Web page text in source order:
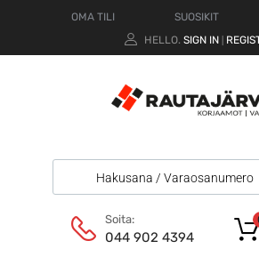
OMA TILI SUOSIKIT
HELLO. SIGN IN
Soita:
044 902 4394